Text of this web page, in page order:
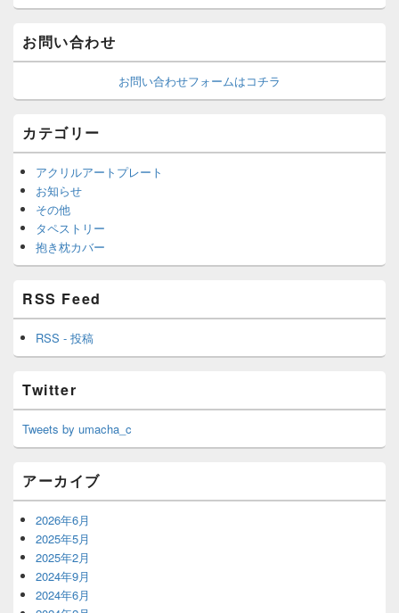
お問い合わせ
お問い合わせフォームはコチラ
カテゴリー
アクリルアートプレート
お知らせ
その他
タペストリー
抱き枕カバー
RSS Feed
RSS - 投稿
Twitter
Tweets by umacha_c
アーカイブ
2026年6月
2025年5月
2025年2月
2024年9月
2024年6月